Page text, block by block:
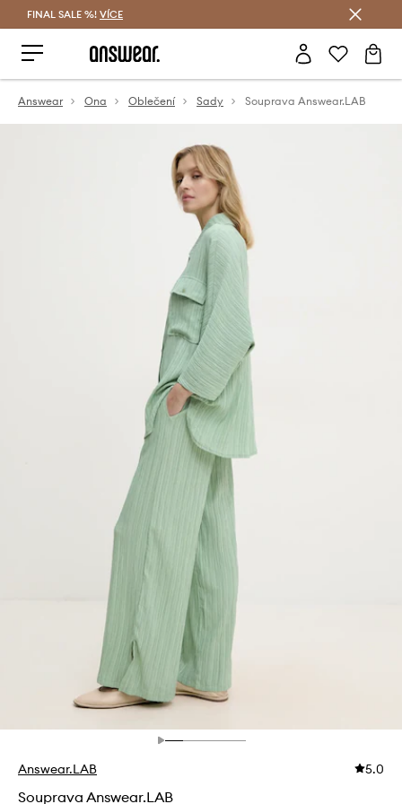
FINAL SALE %! VÍCE
Answear Ona Oblečení Sady Souprava Answear.LAB
Answear.LAB 5.0
Souprava Answear.LAB